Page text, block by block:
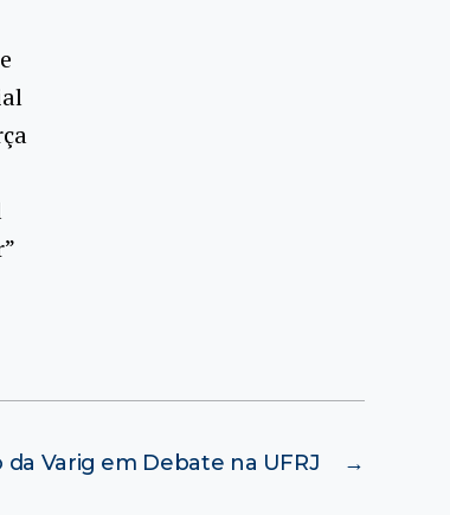
→
da Varig em Debate na UFRJ